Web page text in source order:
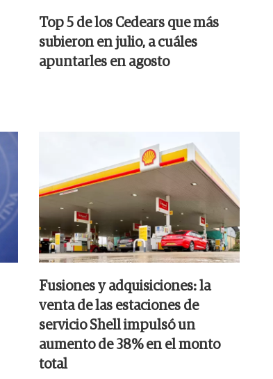
Top 5 de los Cedears que más
subieron en julio, a cuáles
apuntarles en agosto
Fusiones y adquisiciones: la
venta de las estaciones de
servicio Shell impulsó un
aumento de 38% en el monto
total